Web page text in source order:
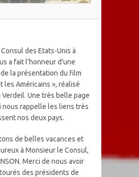
des Etats-Unis à
a fait l’honneur d’une
la présentation du film
les Américains », réalisé
Une très belle page
nous rappelle les liens très
nos deux pays.
de belles vacances et
à Monsieur le Consul,
Merci de nous avoir
des présidents de